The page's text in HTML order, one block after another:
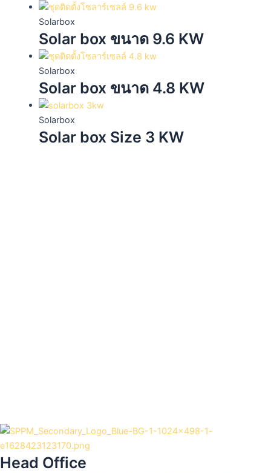
Solarbox
Solar box ขนาด 9.6 KW
Solarbox
Solar box ขนาด 4.8 KW
Solarbox
Solar box Size 3 KW
Head Office